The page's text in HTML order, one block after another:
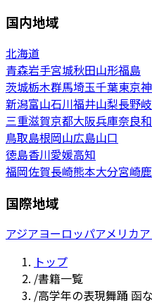
国内地域
北海道
青森岩手宮城秋田山形福島
茨城栃木群馬埼玉千葉東京
新潟富山石川福井山梨長野
三重滋賀京都大阪兵庫奈良
鳥取島根岡山広島山口
徳島香川愛媛高知
福岡佐賀長崎熊本大分宮崎
国際地域
アジアヨーロッパアメリカ
トップ
/書籍一覧
/高学年の表現舞踊 函